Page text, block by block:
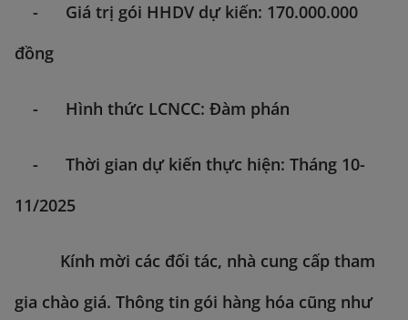
- Giá trị gói HHDV dự kiến: 170.000.000
đồng
- Hình thức LCNCC: Đàm phán
- Thời gian dự kiến thực hiện: Tháng 10-
11/2025
Kính mời các đối tác, nhà cung cấp tham
gia chào giá. Thông tin gói hàng hóa cũng như